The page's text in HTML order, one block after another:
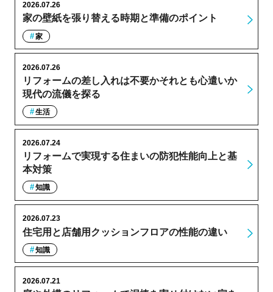
家の壁紙を張り替える時期と準備のポイント
2026.07.26
家
リフォームの差し入れは不要かそれとも心遣いか
現代の流儀を探る
2026.07.26
生活
リフォームで実現する住まいの防犯性能向上と基
本対策
2026.07.24
知識
住宅用と店舗用クッションフロアの性能の違い
2026.07.23
知識
2026.07.21